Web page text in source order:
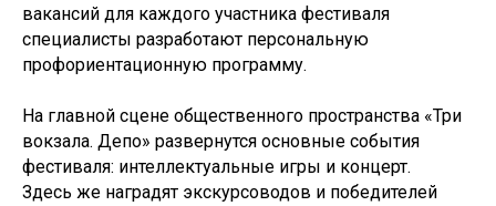
вакансий для каждого участника фестиваля
специалисты разработают персональную
профориентационную программу.
На главной сцене общественного пространства «Три
вокзала. Депо» развернутся основные события
фестиваля: интеллектуальные игры и концерт.
Здесь же наградят экскурсоводов и победителей